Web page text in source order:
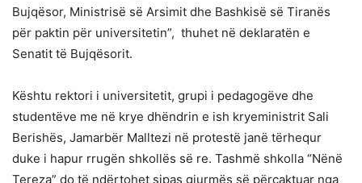
Bujqësor, Ministrisë së Arsimit dhe Bashkisë së Tiranës
për paktin për universitetin”, thuhet në deklaratën e
Senatit të Bujqësorit.
Kështu rektori i universitetit, grupi i pedagogëve dhe
studentëve me në krye dhëndrin e ish kryeministrit Sali
Berishës, Jamarbër Malltezi në protestë janë tërhequr
duke i hapur rrugën shkollës së re. Tashmë shkolla “Nënë
Tereza” do të ndërtohet sipas gjurmës së përcaktuar nga